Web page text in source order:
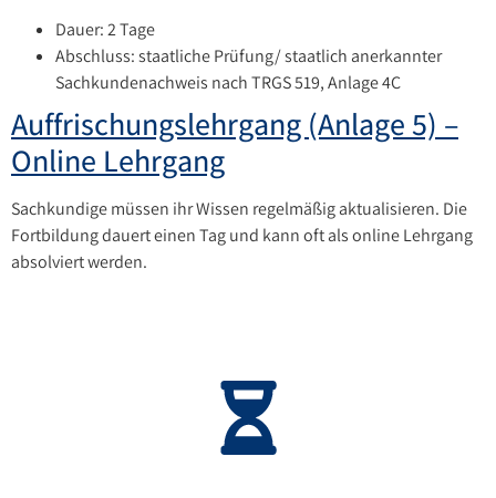
Dauer: 2 Tage
Abschluss: staatliche Prüfung/ staatlich anerkannter
Sachkundenachweis nach TRGS 519, Anlage 4C
Auffrischungslehrgang (Anlage 5) –
Online Lehrgang
Sachkundige müssen ihr Wissen regelmäßig aktualisieren. Die
Fortbildung dauert einen Tag und kann oft als online Lehrgang
absolviert werden.